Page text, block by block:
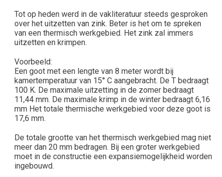
Tot op heden werd in de vakliteratuur steeds gesproken
over het uitzetten van zink. Beter is het om te spreken
van een thermisch werkgebied. Het zink zal immers
uitzetten en krimpen.
Voorbeeld:
Een goot met een lengte van 8 meter wordt bij
kamertemperatuur van 15° C aangebracht. De T bedraagt
100 K. De maximale uitzetting in de zomer bedraagt
11,44 mm. De maximale krimp in de winter bedraagt 6,16
mm Het totale thermische werkgebied voor deze goot is
17,6 mm.
De totale grootte van het thermisch werkgebied mag niet
meer dan 20 mm bedragen. Bij een groter werkgebied
moet in de constructie een expansiemogelijkheid worden
ingebouwd.